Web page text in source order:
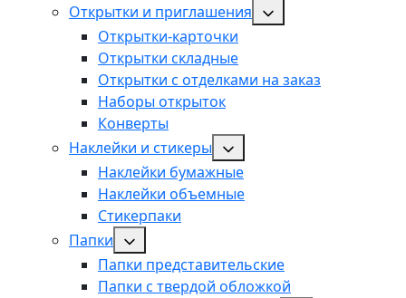
Открытки и приглашения
Открытки-карточки
Открытки складные
Открытки с отделками на заказ
Наборы открыток
Конверты
Наклейки и стикеры
Наклейки бумажные
Наклейки объемные
Стикерпаки
Папки
Папки представительские
Папки с твердой обложкой